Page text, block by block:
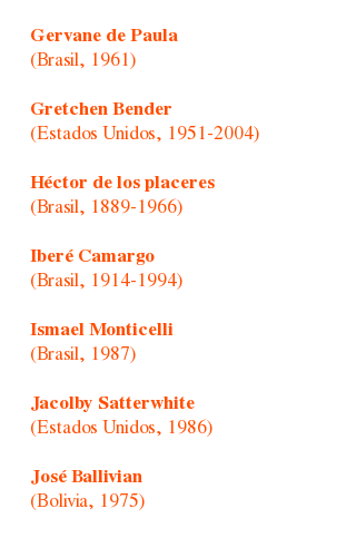
Gervane de Paula
(Brasil, 1961)
Gretchen Bender
(Estados Unidos, 1951-2004)
Héctor de los placeres
(Brasil, 1889-1966)
Iberé Camargo
(Brasil, 1914-1994)
Ismael Monticelli
(Brasil, 1987)
Jacolby Satterwhite
(Estados Unidos, 1986)
José Ballivian
(Bolivia, 1975)